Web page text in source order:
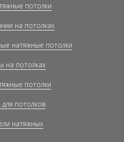
потолки
на потолках
натяжные потолки
на потолках
потолки
потолков
натяжных